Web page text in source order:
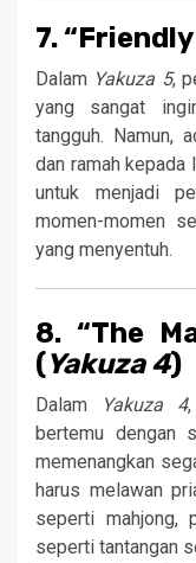
7.
Dalam Yakuza 5,
yang sangat
tangguh. Namun,
dan ramah kepada
untuk menjadi
momen-momen
yang menyentuh.
8. “The
(Yakuza 4)
Dalam Yakuza 4
bertemu dengan
memenangkan
harus melawan
seperti mahjong,
seperti tantangan